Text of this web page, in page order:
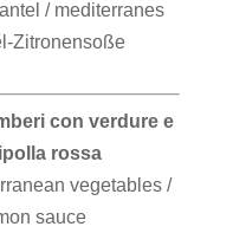
/ mediterranes
Zitronensoße
con verdure e
rossa
vegetables /
sauce